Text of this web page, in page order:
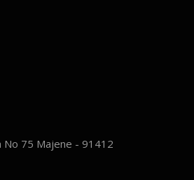
No 75 Majene - 91412